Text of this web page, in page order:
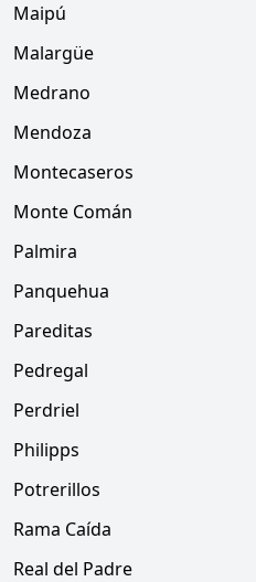
Maipú
Malargüe
Medrano
Mendoza
Montecaseros
Monte Comán
Palmira
Panquehua
Pareditas
Pedregal
Perdriel
Philipps
Potrerillos
Rama Caída
Real del Padre